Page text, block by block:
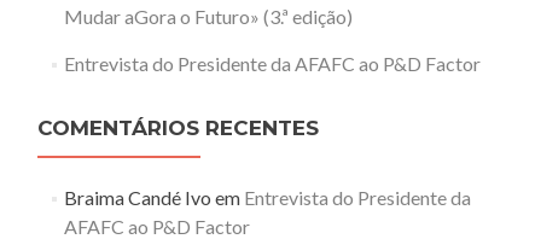
Mudar aGora o Futuro» (3.ª edição)
Entrevista do Presidente da AFAFC ao P&D Factor
COMENTÁRIOS RECENTES
Braima Candé Ivo em Entrevista do Presidente da
AFAFC ao P&D Factor